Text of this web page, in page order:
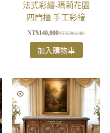
法式彩繪-瑪莉花園
四門櫃 手工彩繪
NT$280,000
NT$140,000
加入購物車